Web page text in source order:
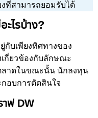
ที่สามารถยอมรับได้
ไรบ้าง?
กับเพียงทิศทางของ
เกี่ยวข้องกับลักษณะ
ลาดในขณะนั้น นักลงทุน
อบการตัดสินใจ
าฟ DW